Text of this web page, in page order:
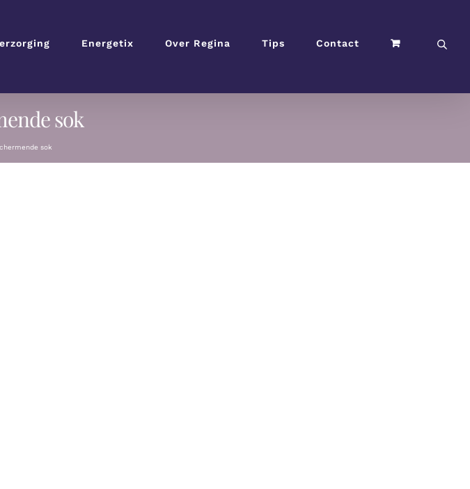
Energetix Over Regina Tips Contact
sok
sok